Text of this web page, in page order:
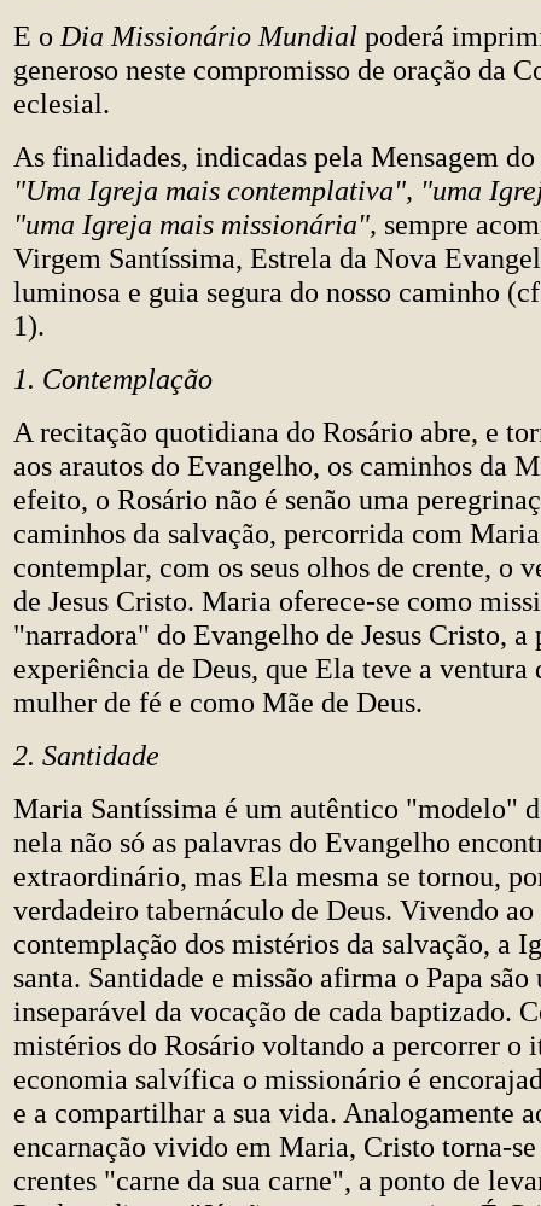
E o Dia Missionário Mundial poderá
generoso neste compromisso de oração da
eclesial.
As finalidades, indicadas pela Mensagem
"Uma Igreja mais contemplativa", "uma
"uma Igreja mais missionária", sempre
Virgem Santíssima, Estrela da Nova
luminosa e guia segura do nosso caminho
1).
1. Contemplação
A recitação quotidiana do Rosário abre, e
aos arautos do Evangelho, os caminhos da
efeito, o Rosário não é senão uma
caminhos da salvação, percorrida com
contemplar, com os seus olhos de crente, o
de Jesus Cristo. Maria oferece-se como
"narradora" do Evangelho de Jesus Cristo,
experiência de Deus, que Ela teve a ventura
mulher de fé e como Mãe de Deus.
2. Santidade
Maria Santíssima é um autêntico "modelo"
nela não só as palavras do Evangelho
extraordinário, mas Ela mesma se tornou,
verdadeiro tabernáculo de Deus. Vivendo ao
contemplação dos mistérios da salvação, a
santa. Santidade e missão afirma o Papa
inseparável da vocação de cada baptizado.
mistérios do Rosário voltando a percorrer o
economia salvífica o missionário é
e a compartilhar a sua vida. Analogamente
encarnação vivido em Maria, Cristo torna-
crentes "carne da sua carne", a ponto de